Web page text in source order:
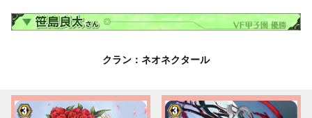
クラン：ネオネクタール